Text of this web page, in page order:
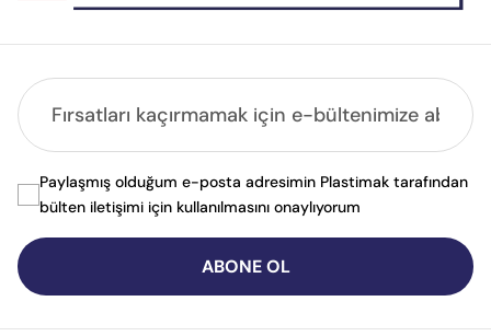
ABONE OL
Paylaşmış olduğum e-posta adresimin Plastimak tarafından
bülten iletişimi için kullanılmasını onaylıyorum